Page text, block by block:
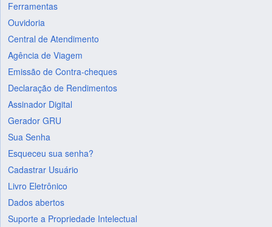
Ferramentas
Ouvidoria
Central de Atendimento
Agência de Viagem
Emissão de Contra-cheques
Declaração de Rendimentos
Assinador Digital
Gerador GRU
Sua Senha
Esqueceu sua senha?
Cadastrar Usuário
Livro Eletrônico
Dados abertos
Suporte a Propriedade Intelectual